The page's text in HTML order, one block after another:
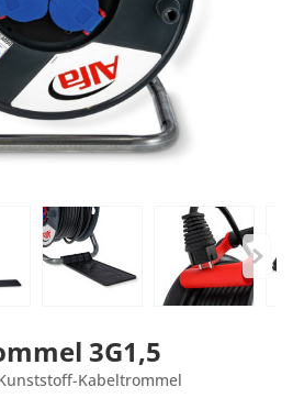
3G1,5
Kabeltrommel